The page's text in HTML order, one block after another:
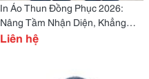
In Áo Thun Đồng Phục 2026:
Nâng Tầm Nhận Diện, Khẳng
Định Đẳng Cấp Thương Hiệu
Liên hệ